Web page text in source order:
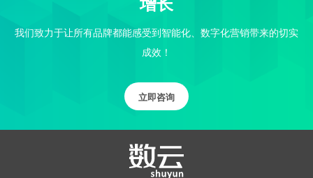
我们致力于让所有品牌都能感受到智能化、数字化营销带来的切实
成效！
立即咨询